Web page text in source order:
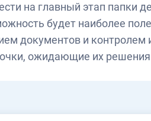
на главный этап папки
будет наиболее
документов и контролем
ожидающие их